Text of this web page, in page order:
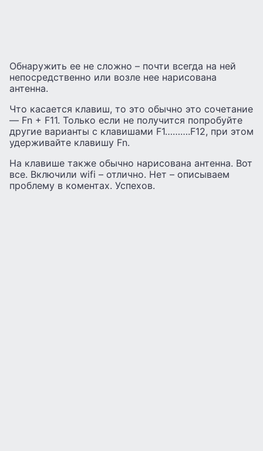
Обнаружить ее не сложно – почти всегда на ней
непосредственно или возле нее нарисована
антенна.
Что касается клавиш, то это обычно это сочетание
— Fn + F11. Только если не получится попробуйте
другие варианты с клавишами F1……….F12, при этом
удерживайте клавишу Fn.
На клавише также обычно нарисована антенна. Вот
все. Включили wifi – отлично. Нет – описываем
проблему в коментах. Успехов.